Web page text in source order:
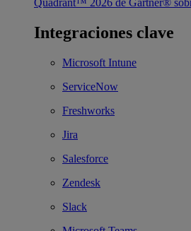
Quadrant™ 2026 de Gartner®
Integraciones clave
Microsoft Intune
ServiceNow
Freshworks
Jira
Salesforce
Zendesk
Slack